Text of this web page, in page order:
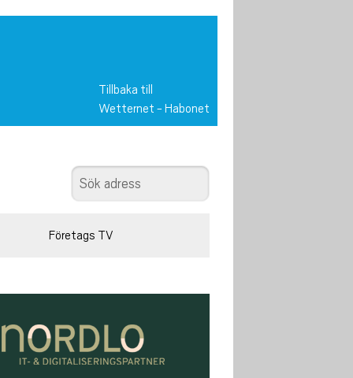
Tillbaka till
Wetternet -Habonet
Företags TV